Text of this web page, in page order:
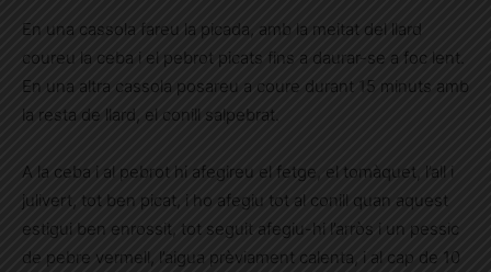
En una cassola fareu la picada, amb la meitat del llard
coureu la ceba i el pebrot picats fins a daurar-se a foc lent.
En una altra cassola posareu a coure durant 15 minuts amb
la resta de llard, el conill salpebrat.
A la ceba i al pebrot hi afegireu el fetge, el tomàquet, l’all i
julivert, tot ben picat, i ho afegiu tot al conill quan aquest
estigui ben enrossit, tot seguit afegiu-hi l’arròs i un pessic
de pebre vermell, l’aigua prèviament calenta, i al cap de 10